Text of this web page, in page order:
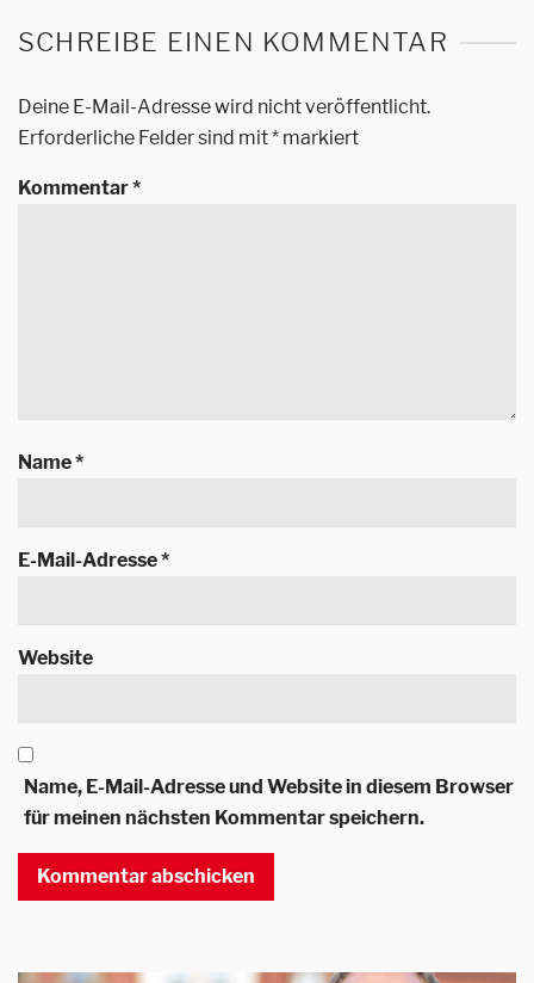
SCHREIBE EINEN KOMMENTAR
Deine E-Mail-Adresse wird nicht veröffentlicht.
Erforderliche Felder sind mit* markiert
Kommentar*
Name*
E-Mail-Adresse*
Website
Name, E-Mail-Adresse und Website in diesem Browser
für meinen nächsten Kommentar speichern.